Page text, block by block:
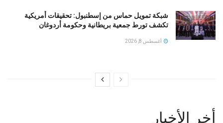
شبكة تمويل حماس من إسطنبول: تحقيقات أمريكية
تكشف تورط جمعية بريطانية وحكومة أردوغان
أغسطس 8, 2026
أخر الأخبار